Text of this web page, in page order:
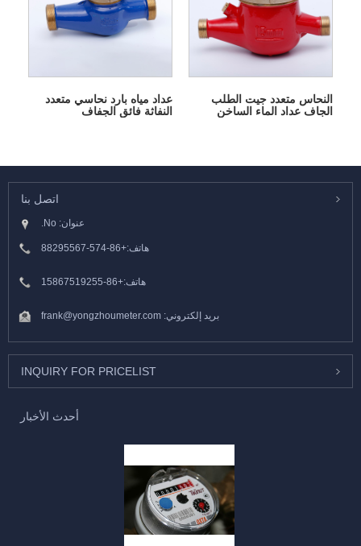
عداد مياه بارد نحاسي متعدد
النفاثة فائق الجفاف
النحاس متعدد جيت الطلب
الجاف عداد الماء الساخن
اتصل بنا
عنوان: No.
هاتف:+86-574-88295567
هاتف:+86-15867519255
بريد إلكتروني: frank@yongzhoumeter.com
INQUIRY FOR PRICELIST
أحدث الأخبار